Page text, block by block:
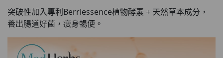
突破性加入專利Berriessence植物酵素 + 天然草本成分，
養出腸道好菌，瘦身暢便。